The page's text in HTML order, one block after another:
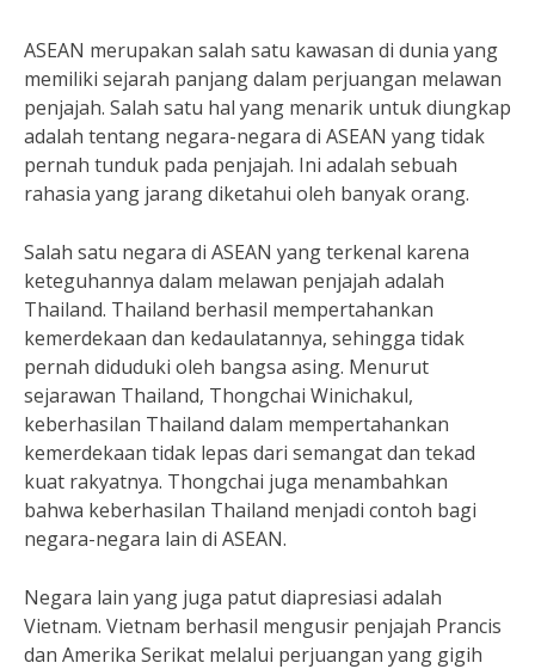
ASEAN merupakan salah satu kawasan di dunia yang
memiliki sejarah panjang dalam perjuangan melawan
penjajah. Salah satu hal yang menarik untuk diungkap
adalah tentang negara-negara di ASEAN yang tidak
pernah tunduk pada penjajah. Ini adalah sebuah
rahasia yang jarang diketahui oleh banyak orang.
Salah satu negara di ASEAN yang terkenal karena
keteguhannya dalam melawan penjajah adalah
Thailand. Thailand berhasil mempertahankan
kemerdekaan dan kedaulatannya, sehingga tidak
pernah diduduki oleh bangsa asing. Menurut
sejarawan Thailand, Thongchai Winichakul,
keberhasilan Thailand dalam mempertahankan
kemerdekaan tidak lepas dari semangat dan tekad
kuat rakyatnya. Thongchai juga menambahkan
bahwa keberhasilan Thailand menjadi contoh bagi
negara-negara lain di ASEAN.
Negara lain yang juga patut diapresiasi adalah
Vietnam. Vietnam berhasil mengusir penjajah Prancis
dan Amerika Serikat melalui perjuangan yang gigih